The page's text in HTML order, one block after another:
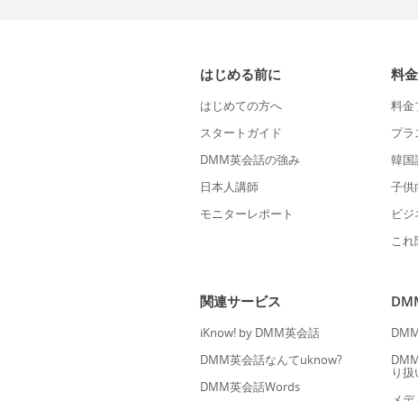
はじめる前に
はじめての方へ
スタートガイド
DMM英会話の強み
日本人講師
モニターレポート
料
料金
プラ
韓国
子供
ビ
これ
関連サービス
iKnow! by DMM英会話
DMM英会話なんてuknow?
DMM英会話Words
り